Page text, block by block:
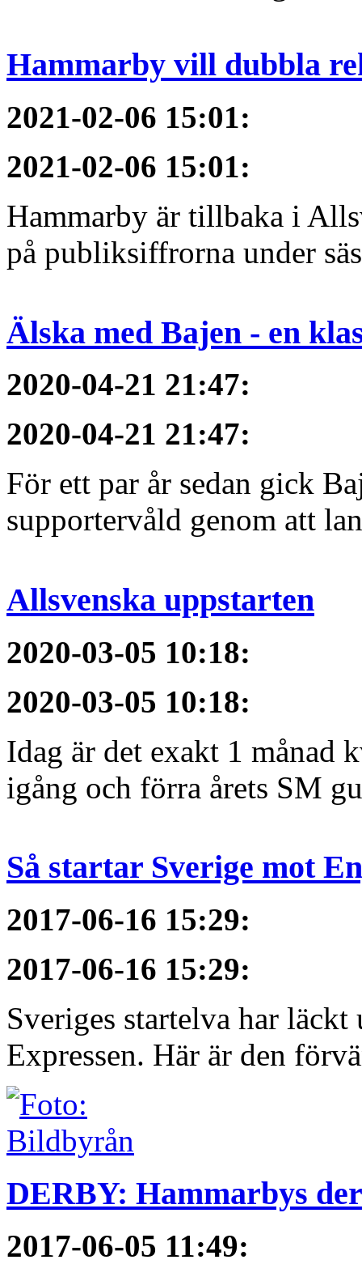
Hammarby vill dubbla
2021-02-06 15:01:
2021-02-06 15:01:
Hammarby är tillbaka i
på publiksiffrorna under
Älska med Bajen - en
2020-04-21 21:47:
2020-04-21 21:47:
För ett par år sedan gick
supportervåld genom att
Allsvenska uppstarten
2020-03-05 10:18:
2020-03-05 10:18:
Idag är det exakt 1 månad
igång och förra årets SM
Så startar Sverige mot
2017-06-16 15:29:
2017-06-16 15:29:
Sveriges startelva har
Expressen. Här är den
DERBY: Hammarbys
2017-06-05 11:49: